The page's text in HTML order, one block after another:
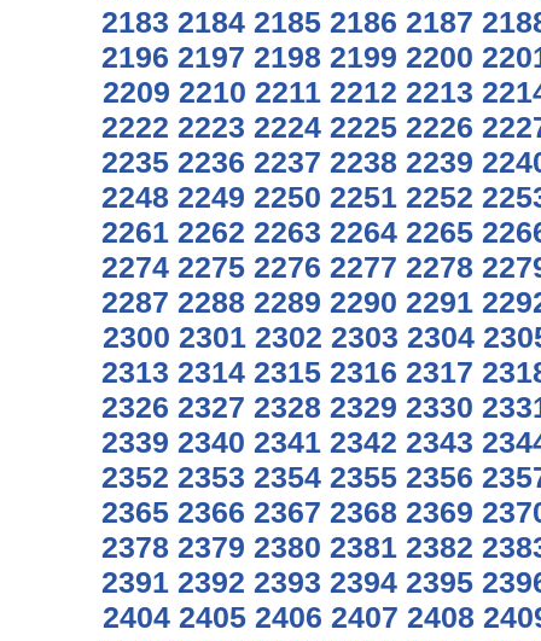
2183 2184 2185 2186 2187
2196 2197 2198 2199 2200
2209 2210 2211 2212 2213
2222 2223 2224 2225 2226
2235 2236 2237 2238 2239
2248 2249 2250 2251 2252
2261 2262 2263 2264 2265
2274 2275 2276 2277 2278
2287 2288 2289 2290 2291
2300 2301 2302 2303 2304
2313 2314 2315 2316 2317
2326 2327 2328 2329 2330
2339 2340 2341 2342 2343
2352 2353 2354 2355 2356
2365 2366 2367 2368 2369
2378 2379 2380 2381 2382
2391 2392 2393 2394 2395
2404 2405 2406 2407 2408